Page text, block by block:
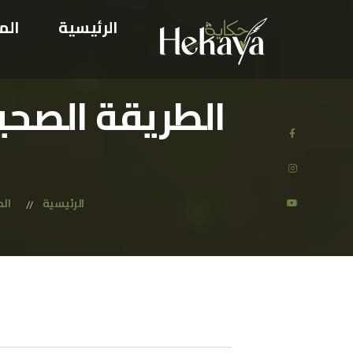
الرئيسية
الطريقة
الرئيسية